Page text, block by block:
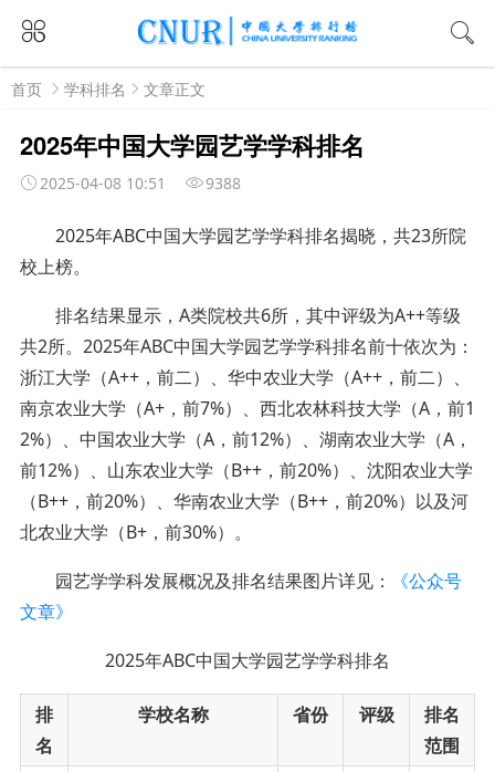
首页 学科排名 文章正文
2025年中国大学园艺学学科排名
2025-04-08 10:51 9388
2025年ABC中国大学园艺学学科排名揭晓，共23所院
校上榜。
排名结果显示，A类院校共6所，其中评级为A++等级
共2所。2025年ABC中国大学园艺学学科排名前十依次为：
浙江大学（A++，前二）、华中农业大学（A++，前二）、
南京农业大学（A+，前7%）、西北农林科技大学（A，前1
2%）、中国农业大学（A，前12%）、湖南农业大学（A，
前12%）、山东农业大学（B++，前20%）、沈阳农业大学
（B++，前20%）、华南农业大学（B++，前20%）以及河
北农业大学（B+，前30%）。
园艺学学科发展概况及排名结果图片详见：
《公众号
文章》
2025年ABC中国大学园艺学学科排名
排
名
学校名称 省份 评级
排名
范围